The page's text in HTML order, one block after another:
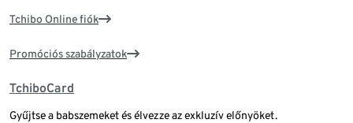
Tchibo Online fiók
Promóciós szabályzatok
TchiboCard
Gyűjtse a babszemeket és élvezze az exkluzív előnyöket.